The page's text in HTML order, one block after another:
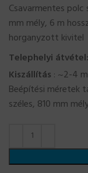
Csavarmentes
mm mély, 6 m
horganyzott kivitel
Telephelyi átvétel:
Kiszállítás : ~2-4
Beépítési méretek
széles, 810 mm